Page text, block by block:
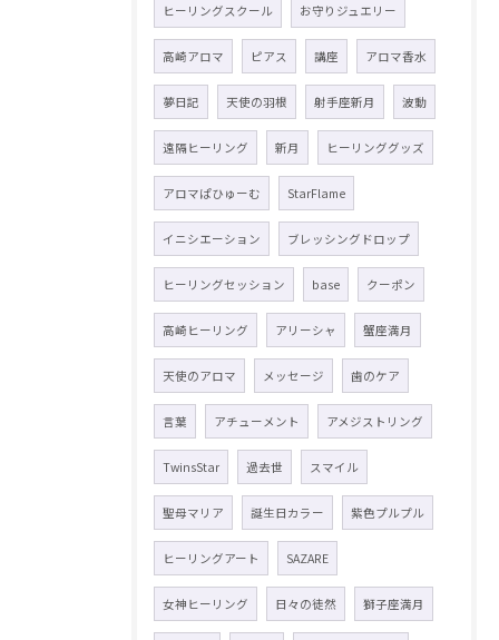
ヒーリングスクール お守りジュエリー
高崎アロマ ピアス 講座 アロマ香水
夢日記 天使の羽根 射手座新月 波動
遠隔ヒーリング 新月 ヒーリンググッズ
アロマぱひゅーむ StarFlame
イニシエーション ブレッシングドロップ
ヒーリングセッション base クーポン
高崎ヒーリング アリーシャ 蟹座満月
天使のアロマ メッセージ 歯のケア
言葉 アチューメント アメジストリング
TwinsStar 過去世 スマイル
聖母マリア 誕生日カラー 紫色プルプル
ヒーリングアート SAZARE
女神ヒーリング 日々の徒然 獅子座満月